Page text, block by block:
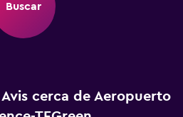
Buscar
cerca de Aeropuerto